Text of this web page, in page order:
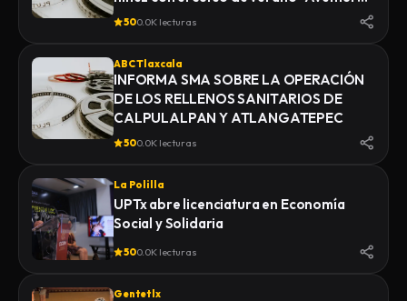
Diferentes”.
500.0K lecturas
ABC Tlaxcala
INFORMA SMA SOBRE LA OPERACIÓN
DE LOS RELLENOS SANITARIOS DE
CALPULALPAN Y ATLANGATEPEC
500.0K lecturas
La Polilla
UPTx abre licenciatura en Economía
Social y Solidaria
500.0K lecturas
Gentetlx